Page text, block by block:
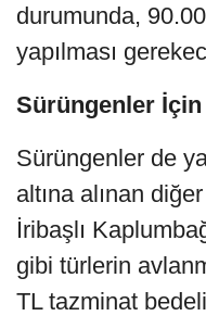
durumunda,
yapılması
Sürüngenler
Sürüngenler de
altına alınan
İribaşlı
gibi türlerin
TL tazminat